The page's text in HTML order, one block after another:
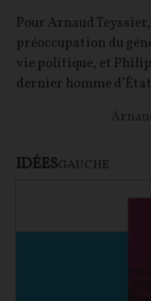
Pour Arnaud
préoccupation du
vie politique, et
dernier homme
IDÉESGAUCHE